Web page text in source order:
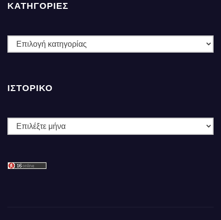
ΚΑΤΗΓΟΡΙΕΣ
ΚΑΤΗΓΟΡΙΕΣ
ΙΣΤΟΡΙΚΌ
Ιστορικό